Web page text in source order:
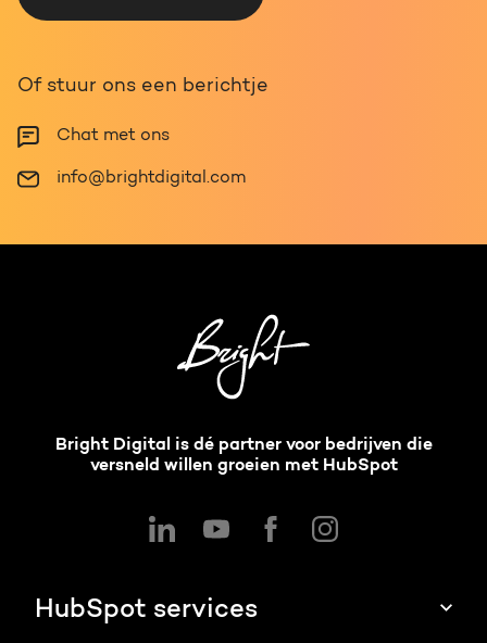
Of stuur ons een berichtje
Chat met ons
info@brightdigital.com
Bright Digital is dé partner voor bedrijven die
versneld willen groeien met HubSpot
HubSpot services